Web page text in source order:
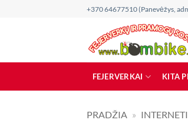
+370 64677510 (Panevėžys,
FEJERVERKAI KITA
PRADŽIA »